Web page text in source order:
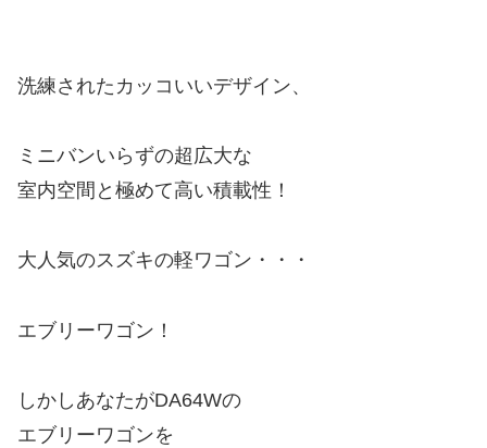
洗練されたカッコいいデザイン、
ミニバンいらずの超広大な
室内空間と極めて高い積載性！
大人気のスズキの軽ワゴン・・・
エブリーワゴン！
しかしあなたがDA64Wの
エブリーワゴンを